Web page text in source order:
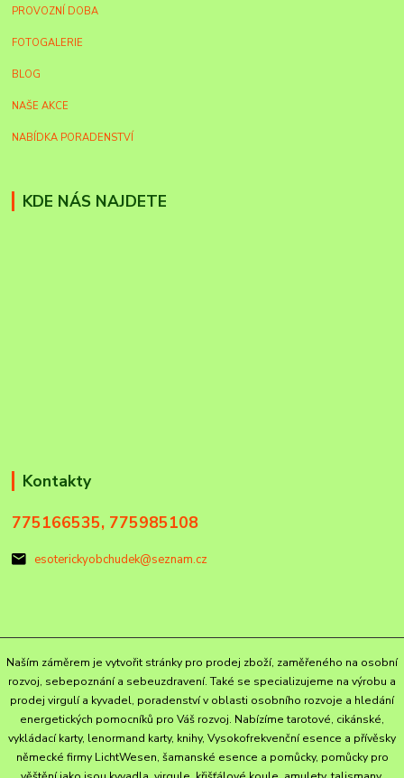
PROVOZNÍ DOBA
FOTOGALERIE
BLOG
NAŠE AKCE
NABÍDKA PORADENSTVÍ
KDE NÁS NAJDETE
Kontakty
775166535, 775985108
esoterickyobchudek@seznam.cz
Naším záměrem je vytvořit stránky pro prodej zboží, zaměřeného na osobní
rozvoj, sebepoznání a sebeuzdravení. Také se specializujeme na výrobu a
prodej virgulí a kyvadel, poradenství v oblasti osobního rozvoje a hledání
energetických pomocníků pro Váš rozvoj. Nabízíme tarotové, cikánské,
vykládací karty, lenormand karty, knihy, Vysokofrekvenční esence a přívěsky
německé firmy LichtWesen, šamanské esence a pomůcky, pomůcky pro